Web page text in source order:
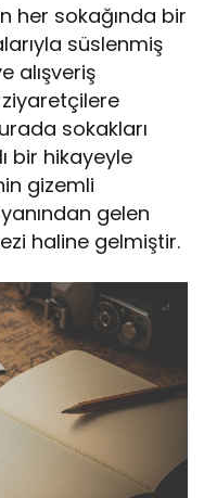
her sokağında bir
süslenmiş
alışveriş
sokakları
bir hikayeyle
gizemli
gelen
haline gelmiştir.